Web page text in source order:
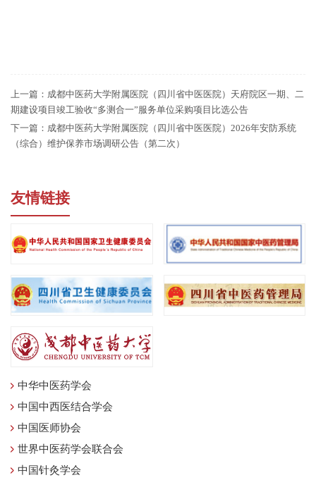
上一篇： 成都中医药大学附属医院（四川省中医医院）天府院区一期、二
期建设项目竣工验收“多测合一”服务单位采购项目比选公告
下一篇： 成都中医药大学附属医院（四川省中医医院）2026年安防系统
（综合）维护保养市场调研公告（第二次）
友情链接
中华中医药学会
中国中西医结合学会
中国医师协会
世界中医药学会联合会
中国针灸学会